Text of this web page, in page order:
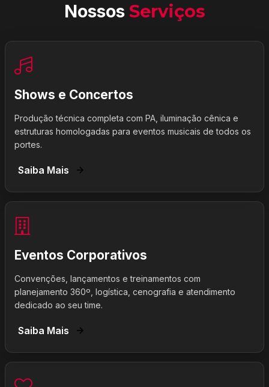
Nossos Serviços
Shows e Concertos
Produção técnica completa com PA, iluminação cênica e
estruturas homologadas para eventos musicais de todos os
portes.
Saiba Mais
Eventos Corporativos
Convenções, lançamentos e treinamentos com
planejamento 360º, logística, cenografia e atendimento
dedicado ao seu time.
Saiba Mais